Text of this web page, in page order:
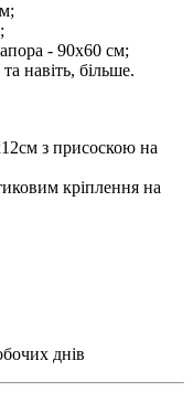
- 90х60 см;
навіть, більше.
з присоскою на
кріплення на
днів